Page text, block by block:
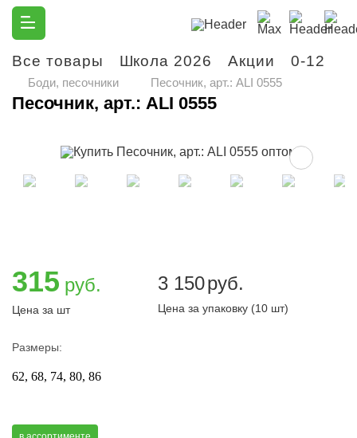
Все товары Школа 2026 Акции 0-12
Боди, песочники Песочник, арт.: ALI 0555
Песочник, арт.: ALI 0555
315 руб.
Цена за шт
3 150руб.
Цена за упаковку (10 шт)
Размеры:
62 68 74 80 86